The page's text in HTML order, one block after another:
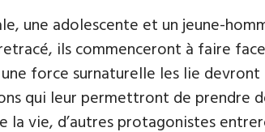
une adolescente et un jeune-
ils commenceront à faire
force surnaturelle les lie
qui leur permettront de prendre
la vie, d’autres protagonistes